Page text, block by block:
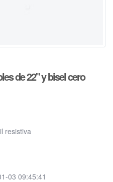
de 22" y bisel cero
resistiva
03 09:45:41